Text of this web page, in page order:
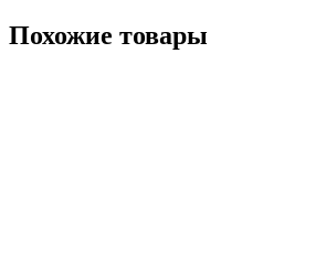
Похожие товары